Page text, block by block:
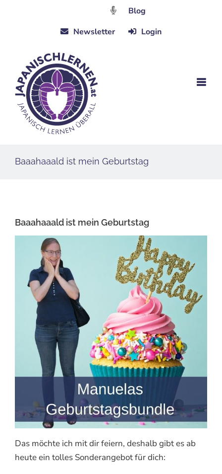
Blog
Newsletter
Login
Baaahaaald ist mein Geburtstag
Baaahaaald ist mein Geburtstag
Das möchte ich mit dir feiern, deshalb gibt es ab
heute ein tolles Sonderangebot für dich: